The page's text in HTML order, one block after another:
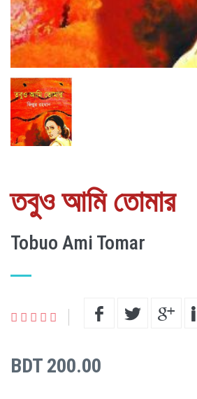
তবুও আমি তোমার
Tobuo Ami Tomar
BDT 200.00